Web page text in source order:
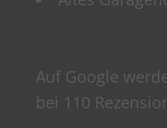
Auf Google
bei 110